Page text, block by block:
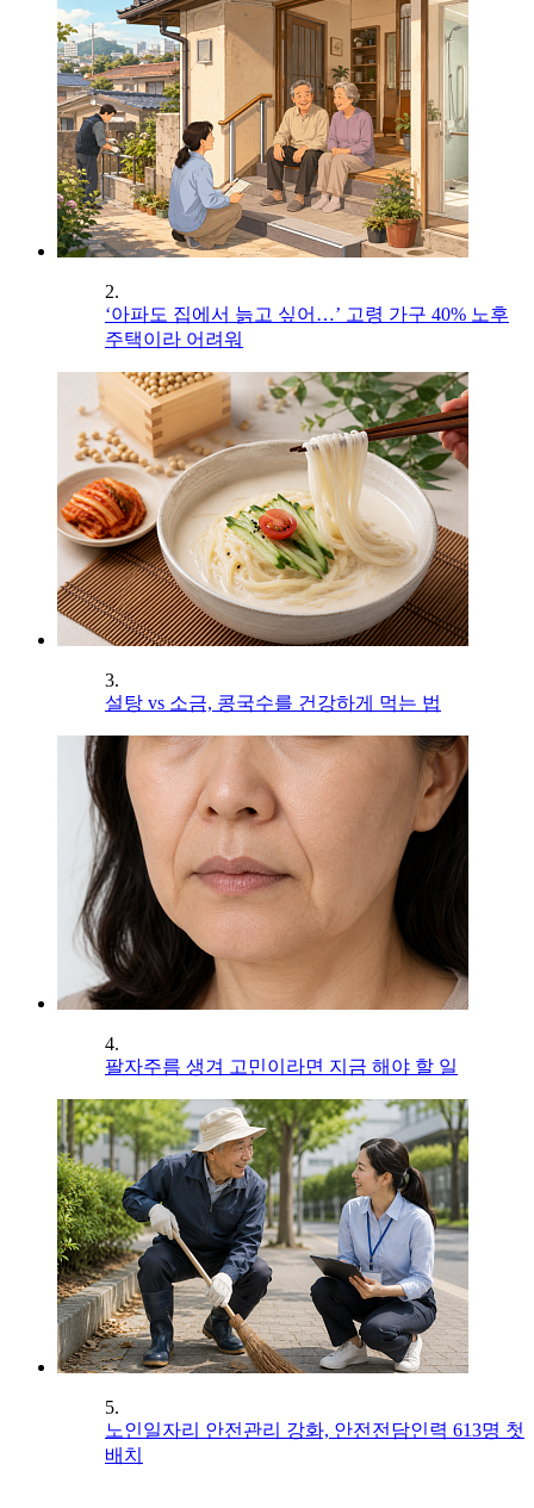
2.
‘아파도 집에서 늙고 싶어…’ 고령 가구 40% 노후
주택이라 어려워
3.
설탕 vs 소금, 콩국수를 건강하게 먹는 법
4.
팔자주름 생겨 고민이라면 지금 해야 할 일
5.
노인일자리 안전관리 강화, 안전전담인력 613명 첫
배치